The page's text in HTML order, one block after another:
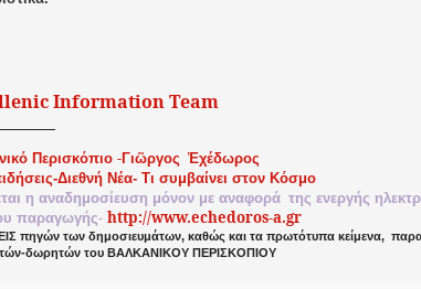
Information Team
Περισκόπιο -Γιῶργος Ἐχέδωρος
Διεθνή Νέα- Τι συμβαίνει στον Κόσμο
η αναδημοσίευση μόνον με αναφορά της ενεργής
παραγωγής- http://www.echedoros-a.gr
πηγών των δημοσιευμάτων, καθώς και τα πρωτότυπα κείμενα,
δωρητών του ΒΑΛΚΑΝΙΚΟΥ ΠΕΡΙΣΚΟΠΙΟΥ